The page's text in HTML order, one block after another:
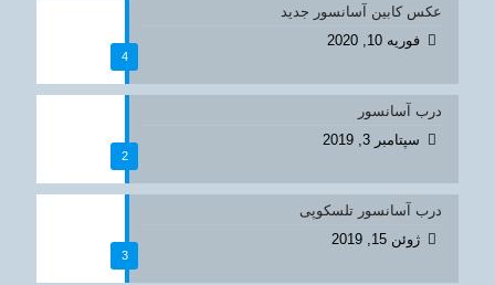
4
عکس کابین آسانسور جدید
فوریه 10, 2020
2
درب آسانسور
سپتامبر 3, 2019
3
درب آسانسور تلسکوپی
ژوئن 15, 2019